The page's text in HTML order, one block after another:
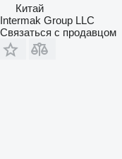
Китай
Intermak Group LLC
Связаться с продавцом